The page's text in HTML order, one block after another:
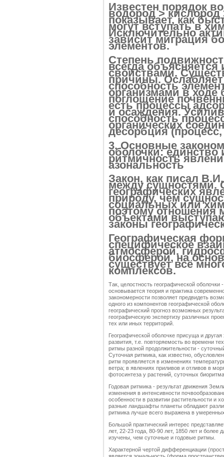
Известен порядок
водород > кислород
показывает, как
могут вступать в
Исключительно
зависит миграция
элементов.
Степень
всегда
свойствами.
причины.
способность
организмами в ходе
поглощение
есть процессы
и осаждения.
способность
органических
десорбция
3. Основные
оболочки: единство
ритмичность
азональность
Закон, как писал
между сущностями.
географических
природу, чем
социальных или
поэтому отношения
объектами
законы
Географическая
специфическое
атмосферой,
биосферой, на
существует всё
комплексов.
Так, целостность географической
основывается теория и практика
закономерности позволяет предвидеть
одного из компонентов географической
географический прогноз возможных
географическую экспертизу различных
тех или иных территорий.
Географической оболочке присуща и
развития, т.е. повторяемость во времени
ритмы разной продолжительности -
Суточная ритмика, как известно,
ритм проявляется в изменениях
ветра; в явлениях приливов и отливов в
фотосинтеза у растений, суточных
Годовая ритмика - результат движения
изменения в интенсивности
особенности в развитии растительности и
разные ландшафты планеты обладают
ритмика лучше всего выражена в
Большой практический интерес
лет, 22-23 года, 80-90 лет, 1850 лет и
изучены, чем суточные и годовые ритмы.
Характерной чертой дифференциации